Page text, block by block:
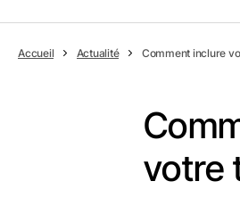
Accueil Actualité Comment inclure
votre